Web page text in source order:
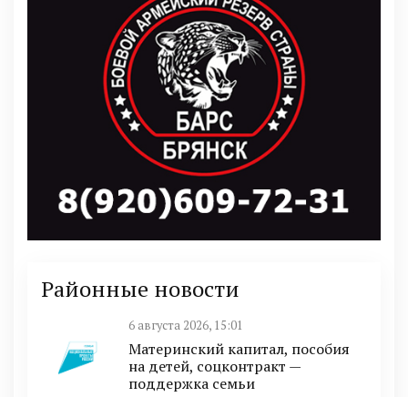
Районные новости
6 августа 2026, 15:01
Материнский капитал, пособия
на детей, соцконтракт —
поддержка семьи